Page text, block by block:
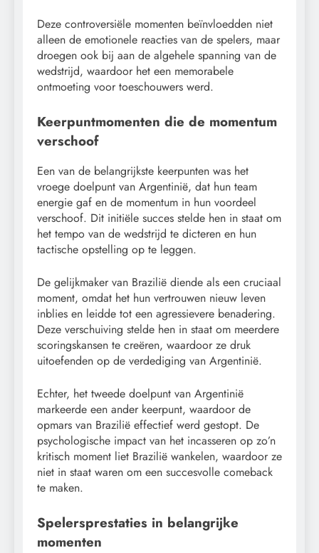
Deze controversiële momenten beïnvloedden niet
alleen de emotionele reacties van de spelers, maar
droegen ook bij aan de algehele spanning van de
wedstrijd, waardoor het een memorabele
ontmoeting voor toeschouwers werd.
Keerpuntmomenten die de momentum
verschoof
Een van de belangrijkste keerpunten was het
vroege doelpunt van Argentinië, dat hun team
energie gaf en de momentum in hun voordeel
verschoof. Dit initiële succes stelde hen in staat om
het tempo van de wedstrijd te dicteren en hun
tactische opstelling op te leggen.
De gelijkmaker van Brazilië diende als een cruciaal
moment, omdat het hun vertrouwen nieuw leven
inblies en leidde tot een agressievere benadering.
Deze verschuiving stelde hen in staat om meerdere
scoringskansen te creëren, waardoor ze druk
uitoefenden op de verdediging van Argentinië.
Echter, het tweede doelpunt van Argentinië
markeerde een ander keerpunt, waardoor de
opmars van Brazilië effectief werd gestopt. De
psychologische impact van het incasseren op zo’n
kritisch moment liet Brazilië wankelen, waardoor ze
niet in staat waren om een succesvolle comeback
te maken.
Spelersprestaties in belangrijke
momenten